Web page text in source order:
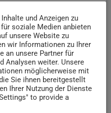
am Samstagnachmittag
entgegen
ein anderer
gefährdet. Der
später angetroffen
Alkoholeinfluss.
Trimmelter Hof /
zu einem
wurde von einem
und Anzeigen zu
soziale Medien anbieten
unsere Website zu
wir Informationen zu Ihrer
an unsere Partner für
Analysen weiter. Unsere
möglicherweise mit
Sie ihnen bereitgestellt
Ihrer Nutzung der Dienste
to provide a